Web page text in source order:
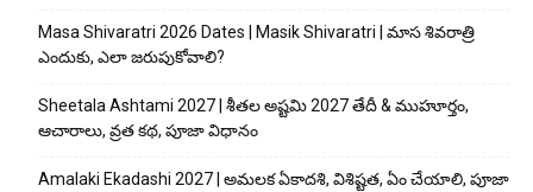
Masa Shivaratri 2026 Dates | Masik Shivaratri | మాస శివరాత్రి
ఎందుకు, ఎలా జరుపుకోవాలి?
Sheetala Ashtami 2027 | శీతల అష్టమి 2027 తేదీ & ముహూర్తం,
ఆచారాలు, వ్రత కథ, పూజా విధానం
Amalaki Ekadashi 2027 | అమలక ఏకాదశి, విశిష్టత, ఏం చేయాలి, పూజా